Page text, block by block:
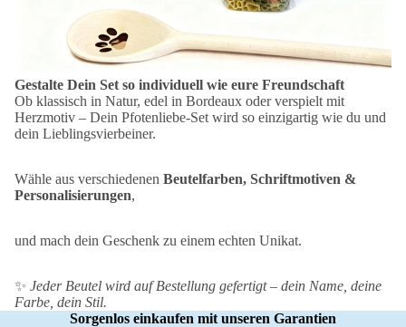
Gestalte Dein Set so individuell wie eure Freundschaft
Ob klassisch in Natur, edel in Bordeaux oder verspielt mit
Herzmotiv – Dein Pfotenliebe-Set wird so einzigartig wie du und
dein Lieblingsvierbeiner.
Wähle aus verschiedenen Beutelfarben, Schriftmotiven &
Personalisierungen,
und mach dein Geschenk zu einem echten Unikat.
✨ Jeder Beutel wird auf Bestellung gefertigt – dein Name, deine
Farbe, dein Stil.
Sorgenlos einkaufen mit unseren Garantien